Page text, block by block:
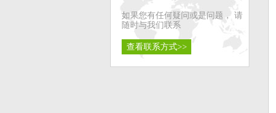
如果您有任何疑问或是问题， 请
随时与我们联系
查看联系方式>>